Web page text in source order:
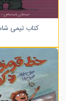
کتاب تیمی